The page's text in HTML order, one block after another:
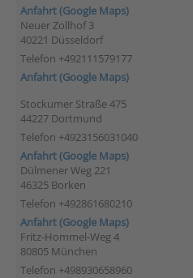
Anfahrt (Google Maps)
Neuer Zollhof 3
40221 Düsseldorf
Telefon +492111579177
Anfahrt (Google Maps)
Stockumer Straße 475
44227 Dortmund
Telefon +4923156031040
Anfahrt (Google Maps)
Dülmener Weg 221
46325 Borken
Telefon +492861680210
Anfahrt (Google Maps)
Fritz-Hommel-Weg 4
80805 München
Telefon +498930658960